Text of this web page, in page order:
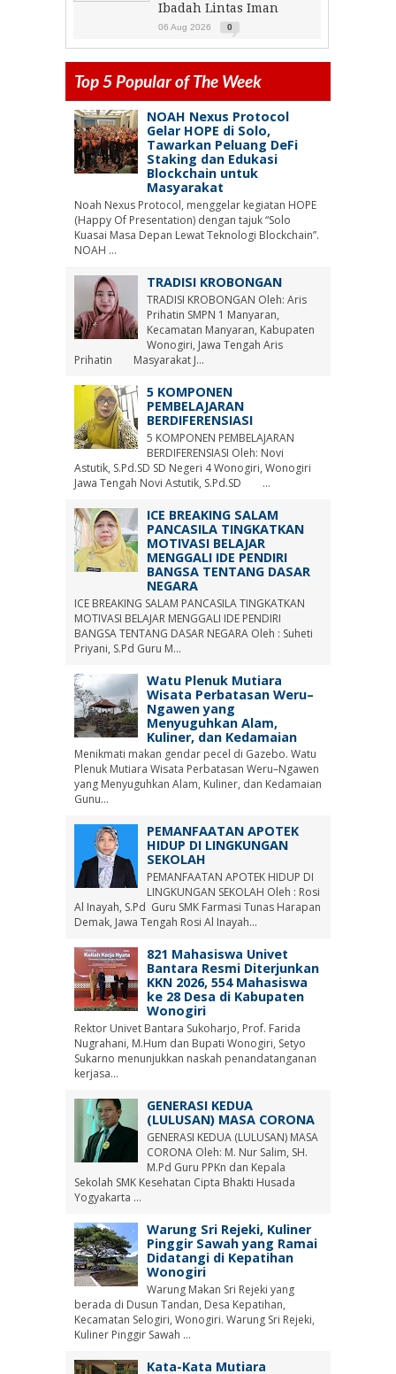
Ibadah Lintas Iman
06 Aug 2026 0
Top 5 Popular of The Week
NOAH Nexus Protocol
Gelar HOPE di Solo,
Tawarkan Peluang DeFi
Staking dan Edukasi
Blockchain untuk
Masyarakat
Noah Nexus Protocol, menggelar kegiatan HOPE
(Happy Of Presentation) dengan tajuk “Solo
Kuasai Masa Depan Lewat Teknologi Blockchain”.
NOAH ...
TRADISI KROBONGAN
TRADISI KROBONGAN Oleh: Aris
Prihatin SMPN 1 Manyaran,
Kecamatan Manyaran, Kabupaten
Wonogiri, Jawa Tengah Aris
Prihatin Masyarakat J...
5 KOMPONEN
PEMBELAJARAN
BERDIFERENSIASI
5 KOMPONEN PEMBELAJARAN
BERDIFERENSIASI Oleh: Novi
Astutik, S.Pd.SD SD Negeri 4 Wonogiri, Wonogiri
Jawa Tengah Novi Astutik, S.Pd.SD ...
ICE BREAKING SALAM
PANCASILA TINGKATKAN
MOTIVASI BELAJAR
MENGGALI IDE PENDIRI
BANGSA TENTANG DASAR
NEGARA
ICE BREAKING SALAM PANCASILA TINGKATKAN
MOTIVASI BELAJAR MENGGALI IDE PENDIRI
BANGSA TENTANG DASAR NEGARA Oleh : Suheti
Priyani, S.Pd Guru M...
Watu Plenuk Mutiara
Wisata Perbatasan Weru–
Ngawen yang
Menyuguhkan Alam,
Kuliner, dan Kedamaian
Menikmati makan gendar pecel di Gazebo. Watu
Plenuk Mutiara Wisata Perbatasan Weru–Ngawen
yang Menyuguhkan Alam, Kuliner, dan Kedamaian
Gunu...
PEMANFAATAN APOTEK
HIDUP DI LINGKUNGAN
SEKOLAH
PEMANFAATAN APOTEK HIDUP DI
LINGKUNGAN SEKOLAH Oleh : Rosi
Al Inayah, S.Pd Guru SMK Farmasi Tunas Harapan
Demak, Jawa Tengah Rosi Al Inayah...
821 Mahasiswa Univet
Bantara Resmi Diterjunkan
KKN 2026, 554 Mahasiswa
ke 28 Desa di Kabupaten
Wonogiri
Rektor Univet Bantara Sukoharjo, Prof. Farida
Nugrahani, M.Hum dan Bupati Wonogiri, Setyo
Sukarno menunjukkan naskah penandatanganan
kerjasa...
GENERASI KEDUA
(LULUSAN) MASA CORONA
GENERASI KEDUA (LULUSAN) MASA
CORONA Oleh: M. Nur Salim, SH.
M.Pd Guru PPKn dan Kepala
Sekolah SMK Kesehatan Cipta Bhakti Husada
Yogyakarta ...
Warung Sri Rejeki, Kuliner
Pinggir Sawah yang Ramai
Didatangi di Kepatihan
Wonogiri
Warung Makan Sri Rejeki yang
berada di Dusun Tandan, Desa Kepatihan,
Kecamatan Selogiri, Wonogiri. Warung Sri Rejeki,
Kuliner Pinggir Sawah ...
Kata-Kata Mutiara